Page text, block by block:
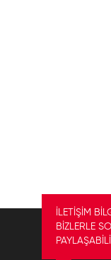
İLETİŞİM
BİZLERLE